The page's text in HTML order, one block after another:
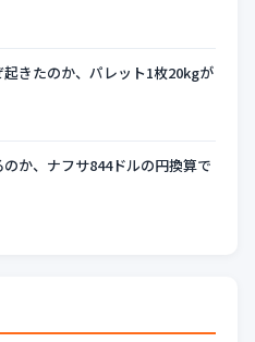
きたのか、パレット1枚20kgが
か、ナフサ844ドルの円換算で